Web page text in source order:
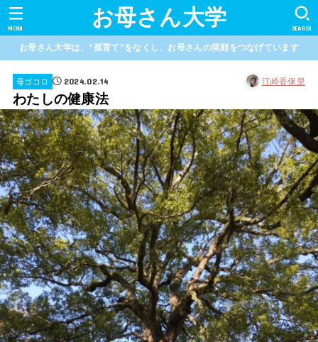
お母さん大学 SEARCH
MENU
お母さん大学は、“孤育て”をなくし、お母さんの笑顔をつなげています
母ゴコロ 2024.02.14 江崎香保里
わたしの健康法